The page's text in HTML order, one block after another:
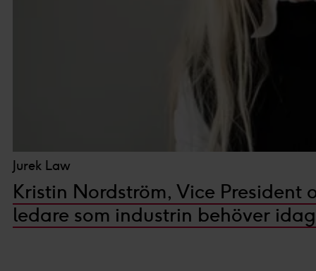
Jurek Law
Kristin Nordström, Vice President
ledare som industrin behöver